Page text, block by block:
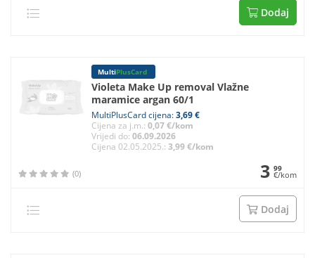
Dodaj
MultiPlusCard
Violeta Make Up removal Vlažne
maramice argan 60/1
MultiPlusCard cijena:3,69 €
Cijena za j.m.: 0,07 €/kom
Vrijedi do: 06.09.2026
Cijena 02.05.2025.: 3,99 €/kom
(0) 3 99
€/kom
Dodaj